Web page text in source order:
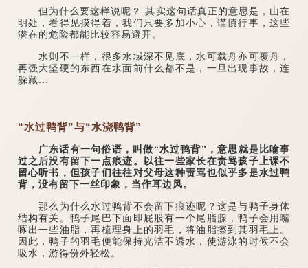
但为什么要这样说呢？ 其实这句话真正的意思是，山在
明处，看得见摸得着，我们只要多加小心，谨慎行事，这些
潜在的危险都能比较容易避开。
水则不一样，很多水域深不见底，水可载舟亦可覆舟，
再强大坚硬的东西在水面前什么都不是，一旦出现事故，连
躲藏...
“水过鸭背”与“水浇鸭背”
广东话有一句俗语，叫做“水过鸭背”，意思就是比喻事
过之后没有留下一点痕迹。以往一些家长在责骂孩子上课不
留心听书，但孩子们往往对父母这种责骂也似乎多是水过鸭
背，没有留下一丝印象，当作耳边风。
那么为什么水过鸭背不会留下痕迹呢？这是与鸭子身体
结构有关。鸭子尾巴下面即屁股有一个尾脂腺，鸭子会用嘴
啄出一些油脂，再梳理身上的羽毛，将油脂擦到其羽毛上。
因此，鸭子的羽毛便能保持光洁不透水，使游泳的时候不会
吸水，游得份外轻松。